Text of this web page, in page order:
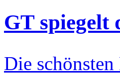
GT spiegelt
Die